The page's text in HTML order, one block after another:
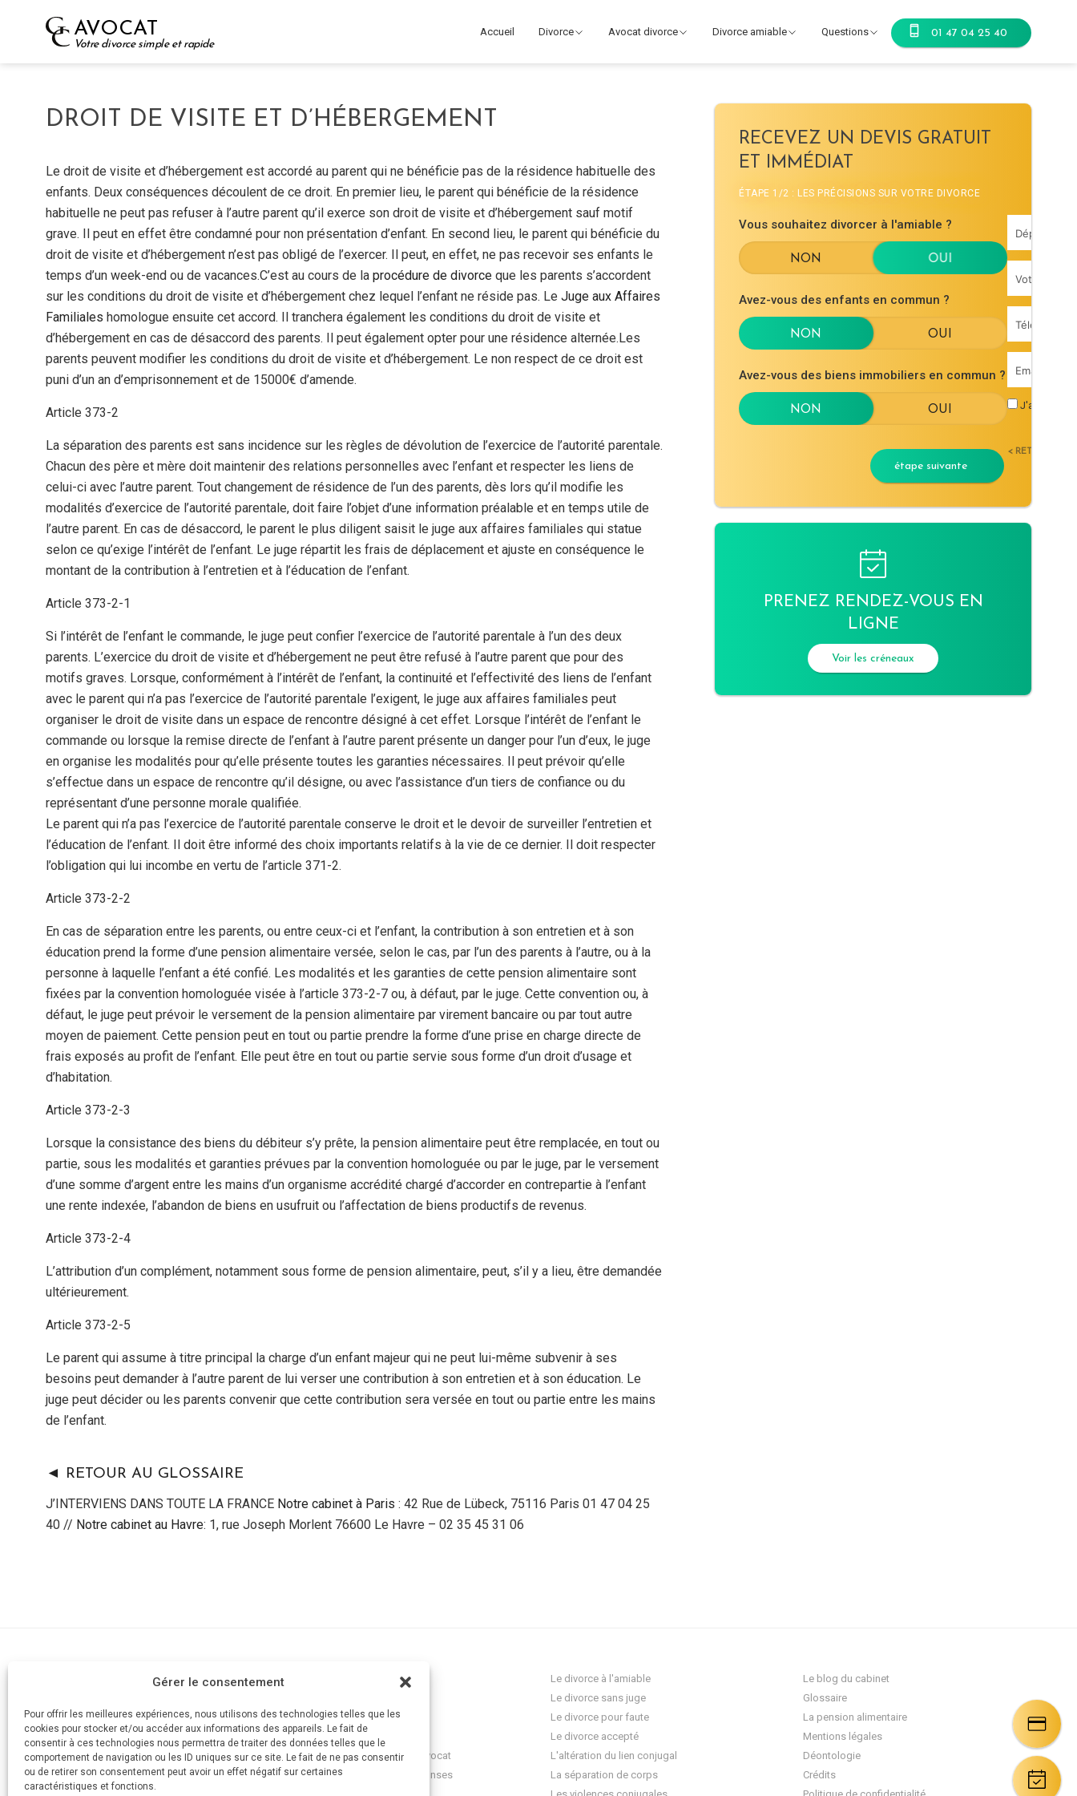
Gérer le consentement
Pour offrir les meilleures expériences, nous utilisons des technologies telles que les
cookies pour stocker et/ou accéder aux informations des appareils. Le fait de
consentir à ces technologies nous permettra de traiter des données telles que le
comportement de navigation ou les ID uniques sur ce site. Le fait de ne pas consentir
ou de retirer son consentement peut avoir un effet négatif sur certaines
caractéristiques et fonctions.
AVOCAT
Votre divorce simple et rapide
Accueil Divorce Avocat divorce Divorce amiable Questions 01 47 04 25 40
DROIT DE VISITE ET D’HÉBERGEMENT
Le droit de visite et d’hébergement est accordé au parent qui ne bénéficie pas de la résidence habituelle des
enfants. Deux conséquences découlent de ce droit. En premier lieu, le parent qui bénéficie de la résidence
habituelle ne peut pas refuser à l’autre parent qu’il exerce son droit de visite et d’hébergement sauf motif
grave. Il peut en effet être condamné pour non présentation d’enfant. En second lieu, le parent qui bénéficie du
droit de visite et d’hébergement n’est pas obligé de l’exercer. Il peut, en effet, ne pas recevoir ses enfants le
temps d’un week-end ou de vacances.C’est au cours de la procédure de divorce que les parents s’accordent
sur les conditions du droit de visite et d’hébergement chez lequel l’enfant ne réside pas. Le Juge aux Affaires
Familiales homologue ensuite cet accord. Il tranchera également les conditions du droit de visite et
d’hébergement en cas de désaccord des parents. Il peut également opter pour une résidence alternée.Les
parents peuvent modifier les conditions du droit de visite et d’hébergement. Le non respect de ce droit est
puni d’un an d’emprisonnement et de 15000€ d’amende.
Article 373-2
La séparation des parents est sans incidence sur les règles de dévolution de l’exercice de l’autorité parentale.
Chacun des père et mère doit maintenir des relations personnelles avec l’enfant et respecter les liens de
celui-ci avec l’autre parent. Tout changement de résidence de l’un des parents, dès lors qu’il modifie les
modalités d’exercice de l’autorité parentale, doit faire l’objet d’une information préalable et en temps utile de
l’autre parent. En cas de désaccord, le parent le plus diligent saisit le juge aux affaires familiales qui statue
selon ce qu’exige l’intérêt de l’enfant. Le juge répartit les frais de déplacement et ajuste en conséquence le
montant de la contribution à l’entretien et à l’éducation de l’enfant.
Article 373-2-1
Si l’intérêt de l’enfant le commande, le juge peut confier l’exercice de l’autorité parentale à l’un des deux
parents. L’exercice du droit de visite et d’hébergement ne peut être refusé à l’autre parent que pour des
motifs graves. Lorsque, conformément à l’intérêt de l’enfant, la continuité et l’effectivité des liens de l’enfant
avec le parent qui n’a pas l’exercice de l’autorité parentale l’exigent, le juge aux affaires familiales peut
organiser le droit de visite dans un espace de rencontre désigné à cet effet. Lorsque l’intérêt de l’enfant le
commande ou lorsque la remise directe de l’enfant à l’autre parent présente un danger pour l’un d’eux, le juge
en organise les modalités pour qu’elle présente toutes les garanties nécessaires. Il peut prévoir qu’elle
s’effectue dans un espace de rencontre qu’il désigne, ou avec l’assistance d’un tiers de confiance ou du
représentant d’une personne morale qualifiée.
Le parent qui n’a pas l’exercice de l’autorité parentale conserve le droit et le devoir de surveiller l’entretien et
l’éducation de l’enfant. Il doit être informé des choix importants relatifs à la vie de ce dernier. Il doit respecter
l’obligation qui lui incombe en vertu de l’article 371-2.
Article 373-2-2
En cas de séparation entre les parents, ou entre ceux-ci et l’enfant, la contribution à son entretien et à son
éducation prend la forme d’une pension alimentaire versée, selon le cas, par l’un des parents à l’autre, ou à la
personne à laquelle l’enfant a été confié. Les modalités et les garanties de cette pension alimentaire sont
fixées par la convention homologuée visée à l’article 373-2-7 ou, à défaut, par le juge. Cette convention ou, à
défaut, le juge peut prévoir le versement de la pension alimentaire par virement bancaire ou par tout autre
moyen de paiement. Cette pension peut en tout ou partie prendre la forme d’une prise en charge directe de
frais exposés au profit de l’enfant. Elle peut être en tout ou partie servie sous forme d’un droit d’usage et
d’habitation.
Article 373-2-3
Lorsque la consistance des biens du débiteur s’y prête, la pension alimentaire peut être remplacée, en tout ou
partie, sous les modalités et garanties prévues par la convention homologuée ou par le juge, par le versement
d’une somme d’argent entre les mains d’un organisme accrédité chargé d’accorder en contrepartie à l’enfant
une rente indexée, l’abandon de biens en usufruit ou l’affectation de biens productifs de revenus.
Article 373-2-4
L’attribution d’un complément, notamment sous forme de pension alimentaire, peut, s’il y a lieu, être demandée
ultérieurement.
Article 373-2-5
Le parent qui assume à titre principal la charge d’un enfant majeur qui ne peut lui-même subvenir à ses
besoins peut demander à l’autre parent de lui verser une contribution à son entretien et à son éducation. Le
juge peut décider ou les parents convenir que cette contribution sera versée en tout ou partie entre les mains
de l’enfant.
◄ RETOUR AU GLOSSAIRE
J’INTERVIENS DANS TOUTE LA FRANCE Notre cabinet à Paris : 42 Rue de Lübeck, 75116 Paris 01 47 04 25
40 // Notre cabinet au Havre: 1, rue Joseph Morlent 76600 Le Havre – 02 35 45 31 06
RECEVEZ UN DEVIS GRATUIT
ET IMMÉDIAT
ÉTAPE 1/2 : LES PRÉCISIONS SUR VOTRE DIVORCE
Vous souhaitez divorcer à l'amiable ?
Avez-vous des enfants en commun ?
Avez-vous des biens immobiliers en commun ?
étape suivante
J'accepte
< RETOUR
PRENEZ RENDEZ-VOUS EN
LIGNE
Voir les créneaux
AVOCAT
Cabinet d'avocat Divorce
Mes honoraires
Aide juridictionnelle
Posez votre question à un avocat
Plus de 1200 questions-réponses
Le divorce à l'amiable
Le divorce sans juge
Le divorce pour faute
Le divorce accepté
L'altération du lien conjugal
La séparation de corps
Le blog du cabinet
Glossaire
La pension alimentaire
Mentions légales
Déontologie
Crédits